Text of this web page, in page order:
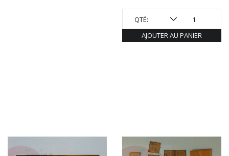
QTÉ:
AJOUTER AU PANIER